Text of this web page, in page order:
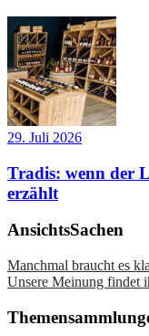
29. Juli 2026
Tradis: wenn der
erzählt
AnsichtsSachen
Manchmal braucht es
Unsere Meinung findet